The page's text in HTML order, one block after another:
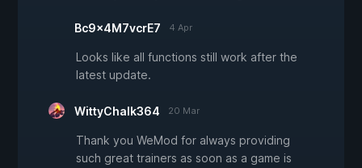
Bc9x4M7vcrE7 4 Apr
Looks like all functions still work after the
latest update.
WittyChalk364 20 Mar
Thank you WeMod for always providing
such great trainers as soon as a game is